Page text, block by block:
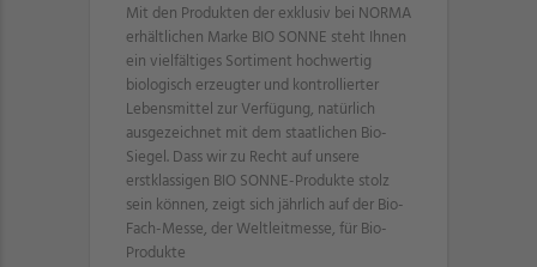
Mit den Produkten der exklusiv bei NORMA
erhältlichen Marke BIO SONNE steht Ihnen
ein vielfältiges Sortiment hochwertig
biologisch erzeugter und kontrollierter
Lebensmittel zur Verfügung, natürlich
ausgezeichnet mit dem staatlichen Bio-
Siegel. Dass wir zu Recht auf unsere
erstklassigen BIO SONNE-Produkte stolz
sein können, zeigt sich jährlich auf der Bio-
Fach-Messe, der Weltleitmesse, für Bio-
Produkte